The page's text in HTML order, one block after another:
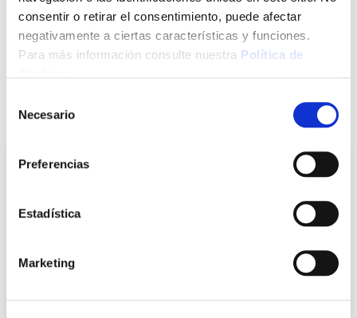
consentir o retirar el consentimiento, puede afectar
negativamente a ciertas características y funciones.
Para más información consulte nuestra Política de
Necesario
Preferencias
Estadística
Marketing
+ INFO
También te puede interesar